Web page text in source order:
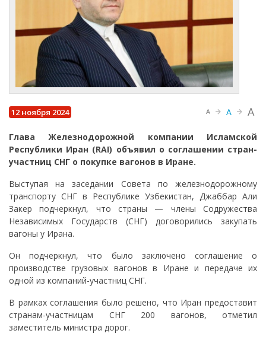
12 ноября 2024 A A A
Глава Железнодорожной компании Исламской
Республики Иран (RAI) объявил о соглашении стран-
участниц СНГ о покупке вагонов в Иране.
Выступая на заседании Совета по железнодорожному
транспорту СНГ в Республике Узбекистан, Джаббар Али
Закер подчеркнул, что страны — члены Содружества
Независимых Государств (СНГ) договорились закупать
вагоны у Ирана.
Он подчеркнул, что было заключено соглашение о
производстве грузовых вагонов в Иране и передаче их
одной из компаний-участниц СНГ.
В рамках соглашения было решено, что Иран предоставит
странам-участницам СНГ 200 вагонов, отметил
заместитель министра дорог.